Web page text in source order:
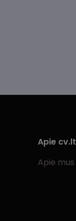
Apie cv.lt
Apie mus